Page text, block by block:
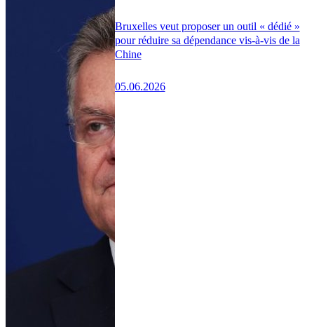
Bruxelles veut proposer un outil « dédié »
pour réduire sa dépendance vis-à-vis de la
Chine
05.06.2026